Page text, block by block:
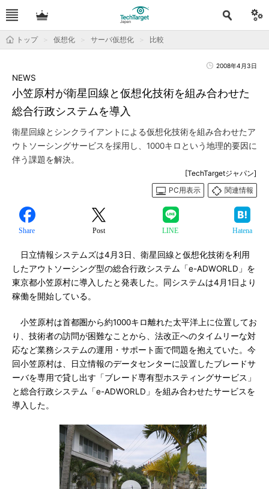
トップ 仮想化 サーバ仮想化 比較
2008年4月3日
小笠原村が衛星回線と仮想化技術を組み合わせた
総合行政システムを導入
NEWS
衛星回線とシンクライアントによる仮想化技術を組み合わせたア
ウトソーシングサービスを採用し、1000キロという地理的要因に
伴う課題を解決。
[TechTargetジャパン]
PC用表示
関連情報
Share Post LINE Hatena
日立情報システムズは4月3日、衛星回線と仮想化技術を利用
したアウトソーシング型の総合行政システム「e-ADWORLD」を
東京都小笠原村に導入したと発表した。同システムは4月1日より
稼働を開始している。
小笠原村は首都圏から約1000キロ離れた太平洋上に位置してお
り、技術者の訪問が困難なことから、法改正へのタイムリーな対
応など業務システムの運用・サポート面で問題を抱えていた。今
回小笠原村は、日立情報のデータセンターに設置したブレードサ
ーバを専用で貸し出す「ブレード専有型ホスティングサービス」
と総合行政システム「e-ADWORLD」を組み合わせたサービスを
導入した。